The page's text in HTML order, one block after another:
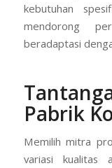
kebutuhan
mendorong
beradaptasi
Pabrik
Memilih mitra
variasi kualitas